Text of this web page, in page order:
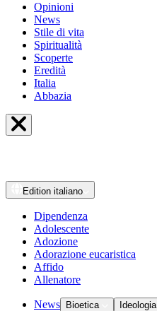
Opinioni
News
Stile di vita
Spiritualità
Scoperte
Eredità
Italia
Abbazia
Edition italiano
Dipendenza
Adolescente
Adozione
Adorazione eucaristica
Affido
Allenatore
News Bioetica Ideologia